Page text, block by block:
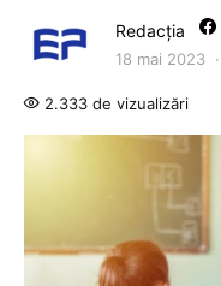
Redacția
18 mai 2023
2.333 de vizualizări